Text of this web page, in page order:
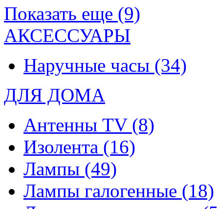
Показать еще (9)
АКСЕССУАРЫ
Наручные часы (34)
ДЛЯ ДОМА
Антенны TV (8)
Изолента (16)
Лампы (49)
Лампы галогенные (18)